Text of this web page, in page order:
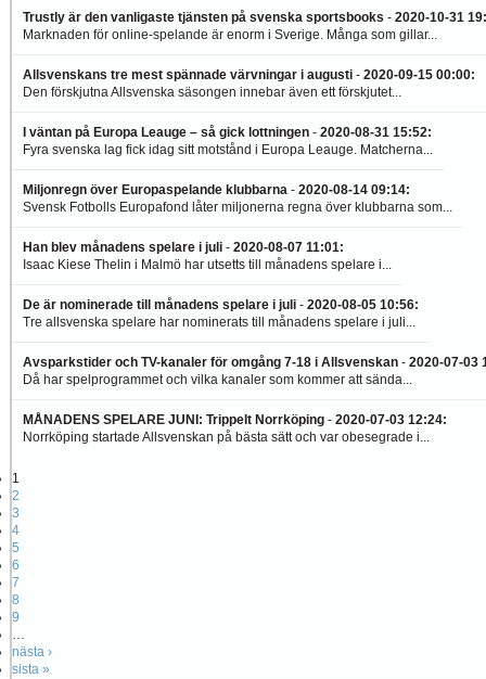
Trustly är den vanligaste tjänsten på svenska sportsbooks - 2020-10-31
Marknaden för online-spelande är enorm i Sverige. Många som gillar...
Allsvenskans tre mest spännade värvningar i augusti - 2020-09-15 00:00:
Den förskjutna Allsvenska säsongen innebar även ett förskjutet...
I väntan på Europa Leauge – så gick lottningen - 2020-08-31 15:52:
Fyra svenska lag fick idag sitt motstånd i Europa Leauge. Matcherna...
Miljonregn över Europaspelande klubbarna - 2020-08-14 09:14:
Svensk Fotbolls Europafond låter miljonerna regna över klubbarna som...
Han blev månadens spelare i juli - 2020-08-07 11:01:
Isaac Kiese Thelin i Malmö har utsetts till månadens spelare i...
De är nominerade till månadens spelare i juli - 2020-08-05 10:56:
Tre allsvenska spelare har nominerats till månadens spelare i juli...
Avsparkstider och TV-kanaler för omgång 7-18 i Allsvenskan - 2020-07-03
Då har spelprogrammet och vilka kanaler som kommer att sända...
MÅNADENS SPELARE JUNI: Trippelt Norrköping - 2020-07-03 12:24:
Norrköping startade Allsvenskan på bästa sätt och var obesegrade i...
1
2
3
4
5
6
7
8
9
…
nästa ›
sista »